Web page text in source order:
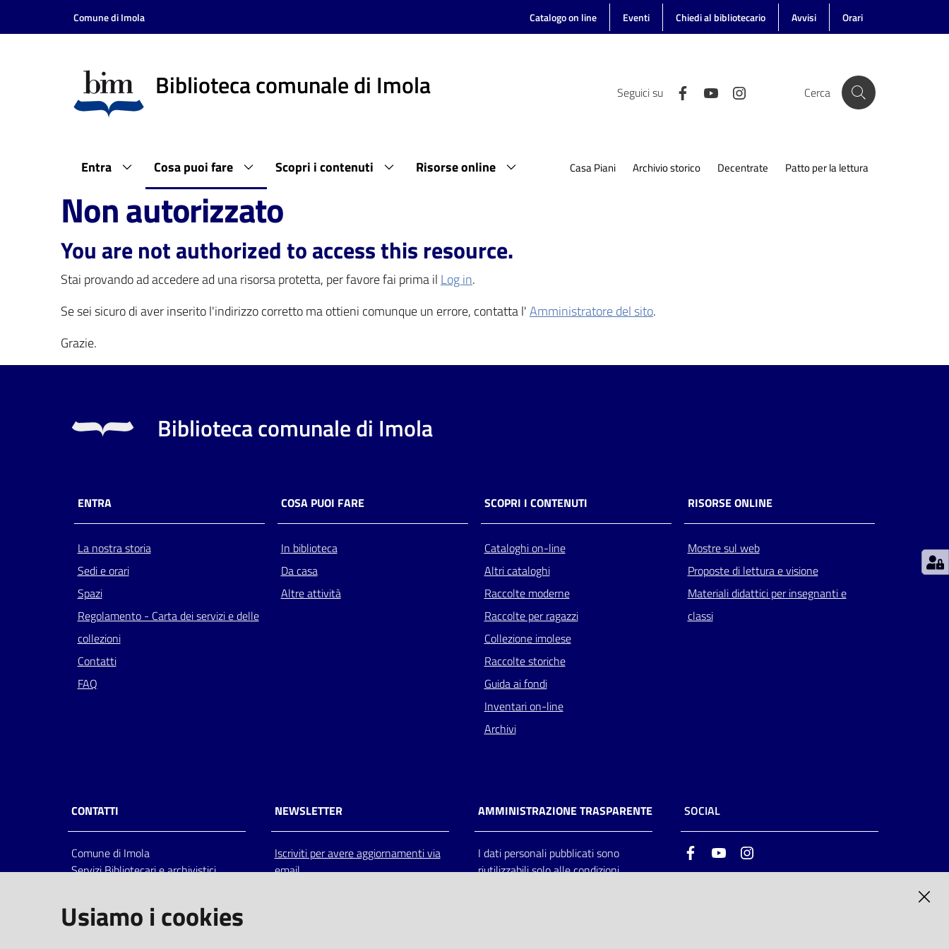
Vai al contenuto
Vai alla navigazione
Comune di Imola Catalogo on line Eventi Chiedi al bibliotecario Avvisi Orari
Biblioteca comunale di Imola Seguici su Cerca
Entra Cosa puoi fare Scopri i contenuti Risorse online Casa Piani Archivio storico Decentrate Patto per la lettura
Non autorizzato
You are not authorized to access this resource.
Stai provando ad accedere ad una risorsa protetta, per favore fai prima il Log in.
Se sei sicuro di aver inserito l'indirizzo corretto ma ottieni comunque un errore, contatta l'Amministratore del sito.
Grazie.
Biblioteca comunale di Imola
ENTRA
La nostra storia
Sedi e orari
Spazi
Regolamento - Carta dei servizi e delle
collezioni
Contatti
FAQ
COSA PUOI FARE
In biblioteca
Da casa
Altre attività
SCOPRI I CONTENUTI
Cataloghi on-line
Altri cataloghi
Raccolte moderne
Raccolte per ragazzi
Collezione imolese
Raccolte storiche
Guida ai fondi
Inventari on-line
Archivi
RISORSE ONLINE
Mostre sul web
Proposte di lettura e visione
Materiali didattici per insegnanti e
classi
CONTATTI
Comune di Imola
Servizi Bibliotecari e archivistici
Italia
centralino: tel 0542.6026.36 fax
NEWSLETTER
Iscriviti per avere aggiornamenti via
email
AMMINISTRAZIONE TRASPARENTE
I dati personali pubblicati sono
riutilizzabili solo alle condizioni
SOCIAL
FacebookYoutube
Usiamo i cookies